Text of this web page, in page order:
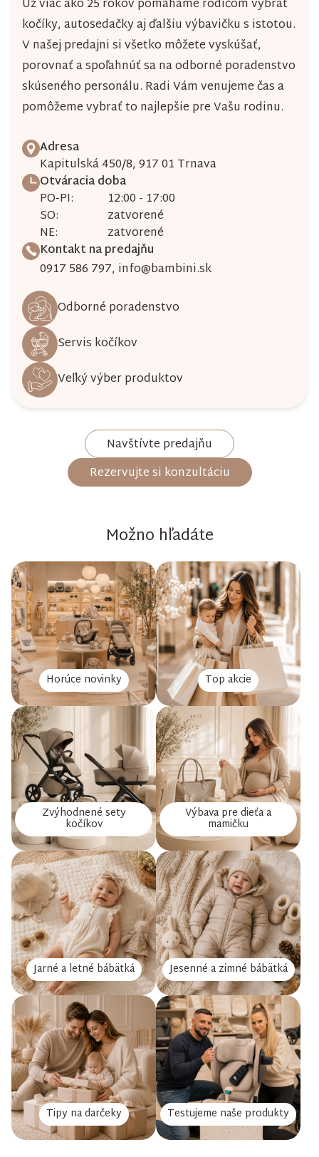
Už viac ako 25 rokov pomáhame rodičom vybrať
kočíky, autosedačky aj ďalšiu výbavičku s istotou.
V našej predajni si všetko môžete vyskúšať,
porovnať a spoľahnúť sa na odborné poradenstvo
skúseného personálu. Radi Vám venujeme čas a
pomôžeme vybrať to najlepšie pre Vašu rodinu.
Adresa
Kapitulská 450/8, 917 01 Trnava
Otváracia doba
PO-PI:
12:00 - 17:00
SO:
zatvorené
NE:
zatvorené
Kontakt na predajňu
0917 586 797, info@bambini.sk
Odborné poradenstvo
Servis kočíkov
Veľký výber produktov
Navštívte predajňu
Rezervujte si konzultáciu
Možno hľadáte
Horúce novinky Top akcie
Zvýhodnené sety
kočíkov
Výbava pre dieťa a
mamičku
Jarné a letné bábätká Jesenné a zimné bábätká
Tipy na darčeky Testujeme naše produkty